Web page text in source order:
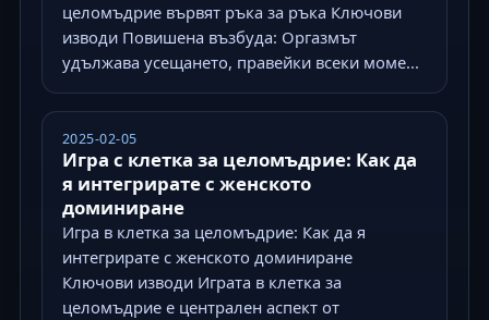
целомъдрие вървят ръка за ръка Ключови
изводи Повишена възбуда: Оргазмът
удължава усещането, правейки всеки моме...
2025-02-05
Игра с клетка за целомъдрие: Как да
я интегрирате с женското
доминиране
Игра в клетка за целомъдрие: Как да я
интегрирате с женското доминиране
Ключови изводи Играта в клетка за
целомъдрие е централен аспект от